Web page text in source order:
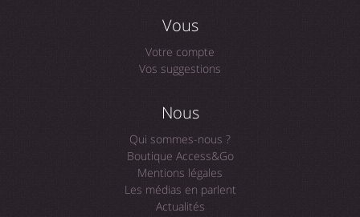
Vous
Votre compte
Vos suggestions
Nous
Qui sommes-nous ?
Boutique Access&Go
Mentions légales
Les médias en parlent
Actualités